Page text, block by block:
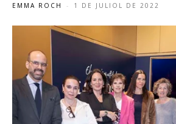
EMMA ROCH - 1 DE JULIOL DE 2022